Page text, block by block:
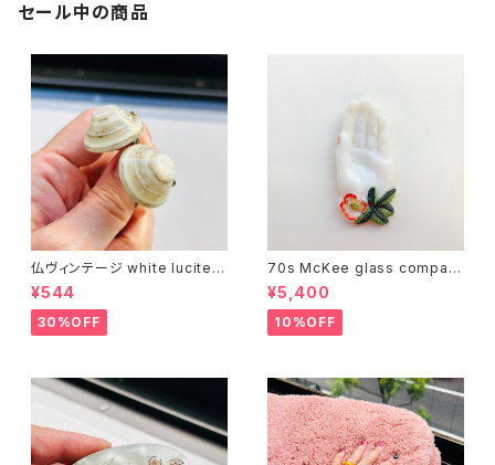
セール中の商品
仏ヴィンテージ white lucite c
onfetti 山型イヤリング
¥544
30%OFF
70s McKee glass compan
y ハンドペイントハンド小皿
（赤）
¥5,400
10%OFF